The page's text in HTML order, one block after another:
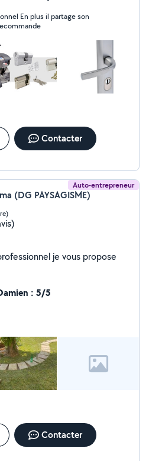
Serrurerie et Multi-Service
et ces Alentours.
son
et savoir faire Je recommande
Contacter
Auto-entrepreneur
(DG PAYSAGISME)
je vous propose
: 5/5
Contacter